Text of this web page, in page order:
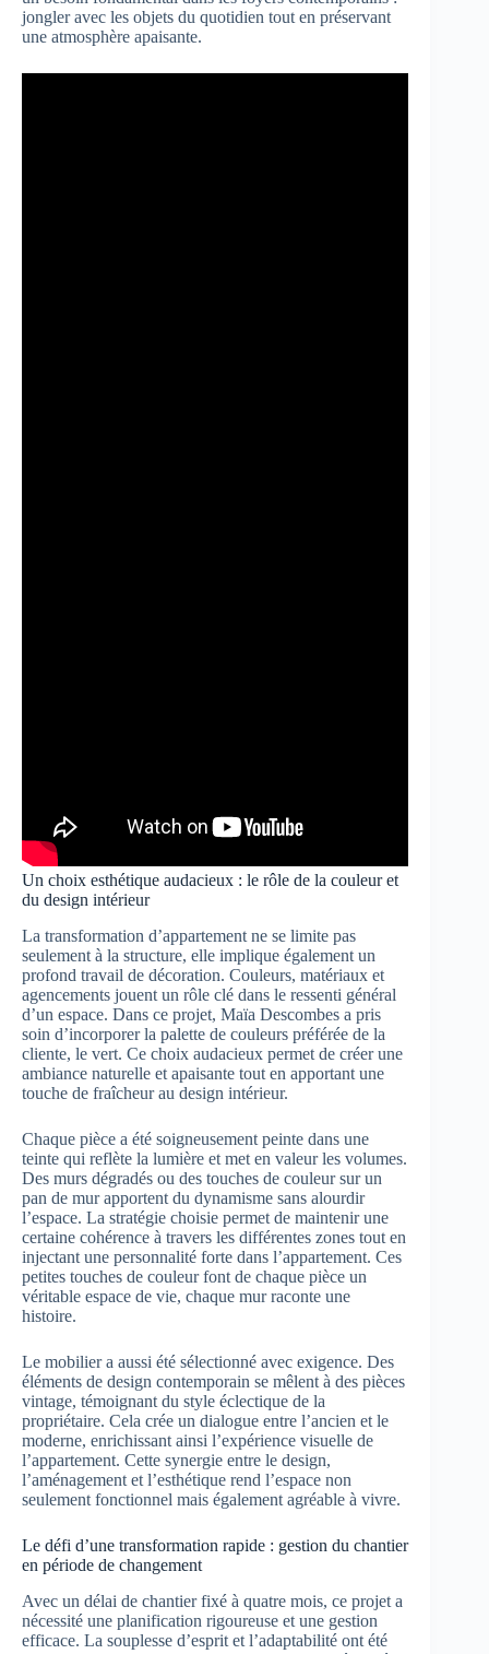
jongler avec les objets du quotidien tout en préservant
une atmosphère apaisante.
Un choix esthétique audacieux : le rôle de la couleur et
du design intérieur
La transformation d’appartement ne se limite pas
seulement à la structure, elle implique également un
profond travail de décoration. Couleurs, matériaux et
agencements jouent un rôle clé dans le ressenti général
d’un espace. Dans ce projet, Maïa Descombes a pris
soin d’incorporer la palette de couleurs préférée de la
cliente, le vert. Ce choix audacieux permet de créer une
ambiance naturelle et apaisante tout en apportant une
touche de fraîcheur au design intérieur.
Chaque pièce a été soigneusement peinte dans une
teinte qui reflète la lumière et met en valeur les volumes.
Des murs dégradés ou des touches de couleur sur un
pan de mur apportent du dynamisme sans alourdir
l’espace. La stratégie choisie permet de maintenir une
certaine cohérence à travers les différentes zones tout en
injectant une personnalité forte dans l’appartement. Ces
petites touches de couleur font de chaque pièce un
véritable espace de vie, chaque mur raconte une
histoire.
Le mobilier a aussi été sélectionné avec exigence. Des
éléments de design contemporain se mêlent à des pièces
vintage, témoignant du style éclectique de la
propriétaire. Cela crée un dialogue entre l’ancien et le
moderne, enrichissant ainsi l’expérience visuelle de
l’appartement. Cette synergie entre le design,
l’aménagement et l’esthétique rend l’espace non
seulement fonctionnel mais également agréable à vivre.
Le défi d’une transformation rapide : gestion du chantier
en période de changement
Avec un délai de chantier fixé à quatre mois, ce projet a
nécessité une planification rigoureuse et une gestion
efficace. La souplesse d’esprit et l’adaptabilité ont été